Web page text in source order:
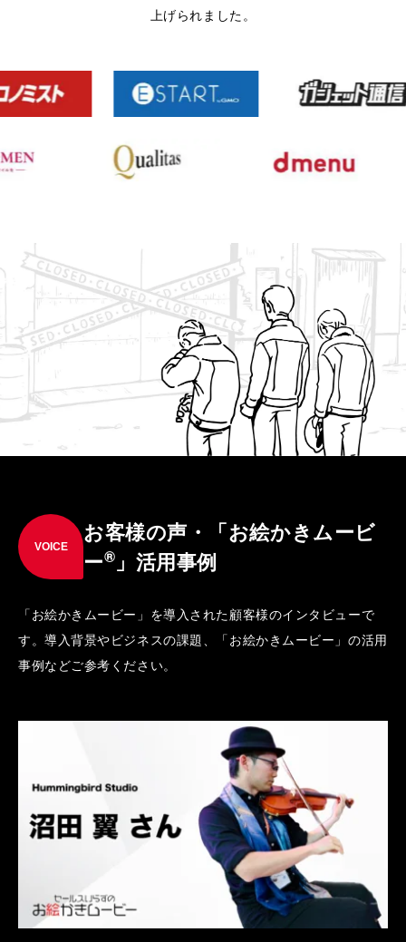
上げられました。
VOICE
お客様の声・「お絵かきムービ
ー® 」活用事例
「お絵かきムービー」を導入された顧客様のインタビューで
す。導入背景やビジネスの課題、「お絵かきムービー」の活用
事例などご参考ください。